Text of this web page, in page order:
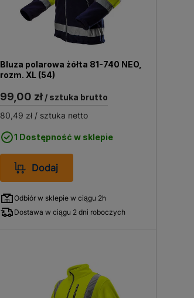
Bluza polarowa żółta 81-740 NEO,
rozm. XL (54)
99,00 zł / sztuka brutto
80,49 zł / sztuka netto
1 Dostępność w sklepie
Dodaj
Odbiór w sklepie w ciągu 2h
Dostawa w ciągu 2 dni roboczych